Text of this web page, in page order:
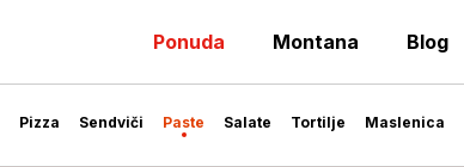
Ponuda
Pizza Sendviči Paste Salate Tortilje Maslenica
Montana Blog